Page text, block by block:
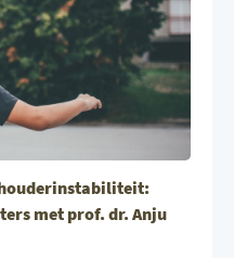
met prof. dr. Anju